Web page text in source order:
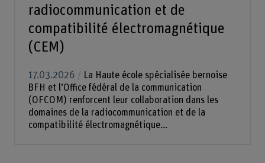
radiocommunication et de
compatibilité électromagnétique
(CEM)
17.03.2026
La Haute école spécialisée bernoise
BFH et l’Office fédéral de la communication
(OFCOM) renforcent leur collaboration dans les
domaines de la radiocommunication et de la
compatibilité électromagnétique...